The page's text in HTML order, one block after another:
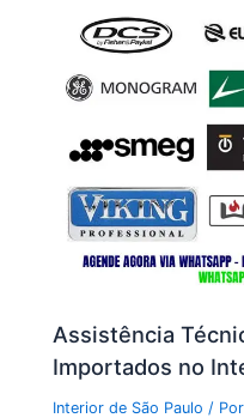
Assistência
Importados no
Interior de São Paulo /